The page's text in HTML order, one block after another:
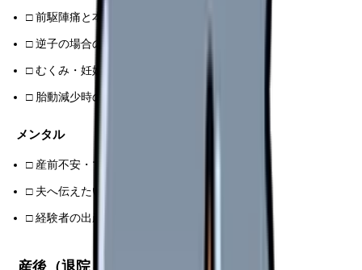
□ 前駆陣痛と本陣痛の違い
□ 逆子の場合の対処
□ むくみ・妊娠高血圧の受診基準
□ 胎動減少時の連絡先
メンタル
□ 産前不安・マタニティブルーへの対応
□ 夫へ伝えたいサポート内容
□ 経験者の出産エピソード
産後（退院～ 1 ヶ月）で聞くこと